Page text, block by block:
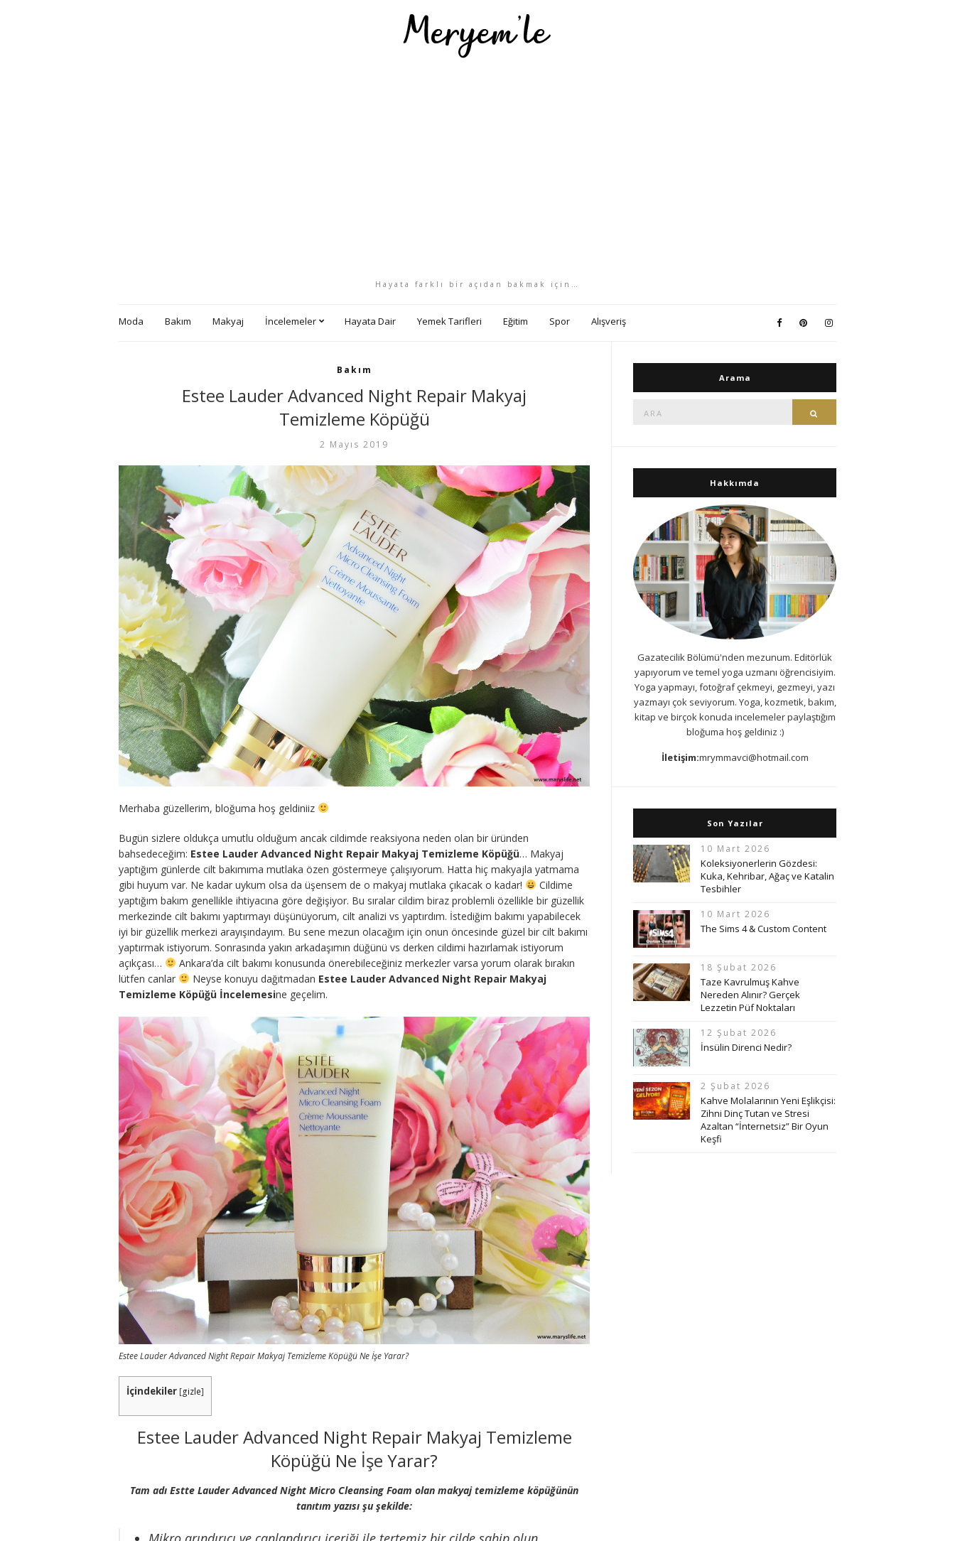
Hayata farklı bir açıdan bakmak için…
Moda Bakım Makyaj İncelemeler Hayata Dair Yemek Tarifleri Eğitim Spor Alışveriş
Bakım
Estee Lauder Advanced Night Repair Makyaj
Temizleme Köpüğü
2 Mayıs 2019
Merhaba güzellerim, bloğuma hoş geldiniiz
Bugün sizlere oldukça umutlu olduğum ancak cildimde reaksiyona neden olan bir üründen
bahsedeceğim: Estee Lauder Advanced Night Repair Makyaj Temizleme Köpüğü… Makyaj
yaptığım günlerde cilt bakımıma mutlaka özen göstermeye çalışıyorum. Hatta hiç makyajla yatmama
gibi huyum var. Ne kadar uykum olsa da üşensem de o makyaj mutlaka çıkacak o kadar!
Cildime
yaptığım bakım genellikle ihtiyacına göre değişiyor. Bu sıralar cildim biraz problemli özellikle bir güzellik
merkezinde cilt bakımı yaptırmayı düşünüyorum, cilt analizi vs yaptırdım. İstediğim bakımı yapabilecek
iyi bir güzellik merkezi arayışındayım. Bu sene mezun olacağım için onun öncesinde güzel bir cilt bakımı
yaptırmak istiyorum. Sonrasında yakın arkadaşımın düğünü vs derken cildimi hazırlamak istiyorum
açıkçası…
Ankara’da cilt bakımı konusunda önerebileceğiniz merkezler varsa yorum olarak bırakın
lütfen canlar
Neyse konuyu dağıtmadan Estee Lauder Advanced Night Repair Makyaj
Temizleme Köpüğü İncelemesine geçelim.
Estee Lauder Advanced Night Repair Makyaj Temizleme Köpüğü Ne İşe Yarar?
İçindekiler [gizle]
Estee Lauder Advanced Night Repair Makyaj Temizleme
Köpüğü Ne İşe Yarar?
Tam adı Estte Lauder Advanced Night Micro Cleansing Foam olan makyaj temizleme köpüğünün
tanıtım yazısı şu şekilde:
Arama
Hakkımda
Gazatecilik Bölümü'nden mezunum. Editörlük
yapıyorum ve temel yoga uzmanı öğrencisiyim.
Yoga yapmayı, fotoğraf çekmeyi, gezmeyi, yazı
yazmayı çok seviyorum. Yoga, kozmetik, bakım,
kitap ve birçok konuda incelemeler paylaştığım
bloğuma hoş geldiniz :)
İletişim:mrymmavci@hotmail.com
Son Yazılar
10 Mart 2026
Koleksiyonerlerin Gözdesi:
Kuka, Kehribar, Ağaç ve Katalin
Tesbihler
10 Mart 2026
The Sims 4 & Custom Content
18 Şubat 2026
Taze Kavrulmuş Kahve
Nereden Alınır? Gerçek
Lezzetin Püf Noktaları
12 Şubat 2026
İnsülin Direnci Nedir?
2 Şubat 2026
Kahve Molalarının Yeni Eşlikçisi:
Zihni Dinç Tutan ve Stresi
Azaltan “İnternetsiz” Bir Oyun
Keşfi